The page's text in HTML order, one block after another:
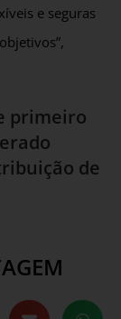
e seguras
primeiro
de